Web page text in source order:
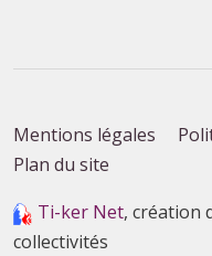
Mentions légales
Plan du site
Ti-ker Net, création
collectivités